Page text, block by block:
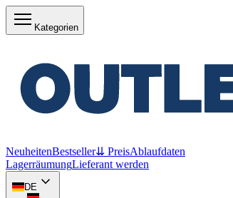
Kategorien
NeuheitenBestseller⇊ PreisAblaufdaten
LagerräumungLieferant werden
DE